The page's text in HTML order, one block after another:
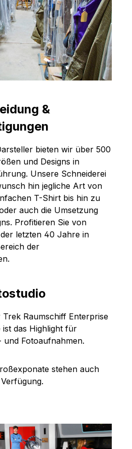
&
bieten wir über 500
und Designs in
Unsere Schneiderei
hin jegliche Art von
T-Shirt bis hin zu
auch die Umsetzung
Profitieren Sie von
letzten 40 Jahre in
der
Trek Raumschiff Enterprise
ist das Highlight für
und Fotoaufnahmen.
stehen auch